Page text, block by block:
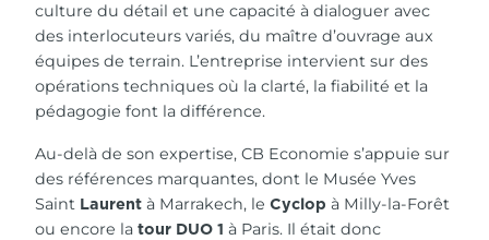
culture du détail et une capacité à dialoguer avec
des interlocuteurs variés, du maître d’ouvrage aux
équipes de terrain. L’entreprise intervient sur des
opérations techniques où la clarté, la fiabilité et la
pédagogie font la différence.
Au-delà de son expertise, CB Economie s’appuie sur
des références marquantes, dont le Musée Yves
Saint Laurent à Marrakech, le Cyclop à Milly-la-Forêt
ou encore la tour DUO 1 à Paris. Il était donc